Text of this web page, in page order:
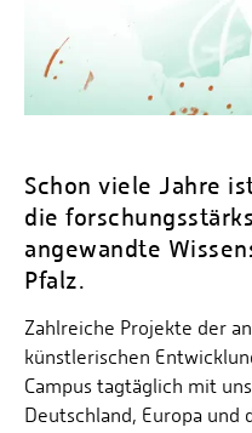
Personalvertretungen
Personensuche
Schon viele Jahre
die
angewandte
Pfalz.
Zahlreiche Projekte der
künstlerischen
Campus tagtäglich mit
Deutschland, Europa und